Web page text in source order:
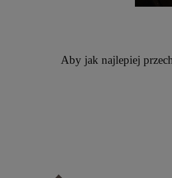
Aby jak najlepiej